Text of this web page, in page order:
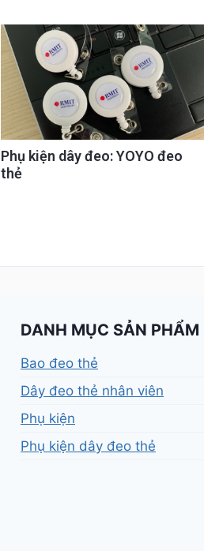
Phụ kiện dây đeo: YOYO đeo
thẻ
DANH MỤC SẢN PHẨM
Bao đeo thẻ
Dây đeo thẻ nhân viên
Phụ kiện
Phụ kiện dây đeo thẻ